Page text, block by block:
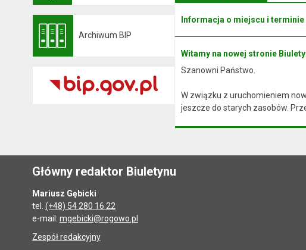
Archiwum BIP
Informacja o miejscu i
Witamy na nowej stronie
Szanowni Państwo.
W związku z uruchomieniem
jeszcze do starych zasobów.
Główny redaktor Biuletynu
Mariusz Gębicki
tel. (+48) 54 280 16 22
e-mail: mgebicki@rogowo.pl
Zespół redakcyjny